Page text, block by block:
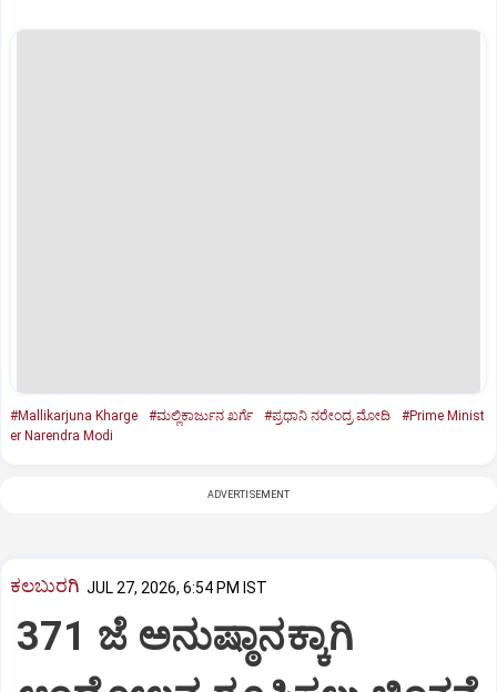
#Mallikarjuna Kharge #ಮಲ್ಲಿಕಾರ್ಜುನ ಖರ್ಗೆ #ಪ್ರಧಾನಿ ನರೇಂದ್ರ ಮೋದಿ
#Prime Minist
er Narendra Modi
ADVERTISEMENT
ಕಲಬುರಗಿ JUL 27, 2026, 6:54 PM IST
371 ಜೆ ಅನುಷ್ಠಾನಕ್ಕಾಗಿ